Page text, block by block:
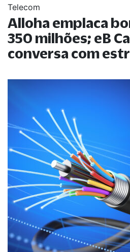
Telecom
Alloha emplaca
350 milhões; eB
conversa com